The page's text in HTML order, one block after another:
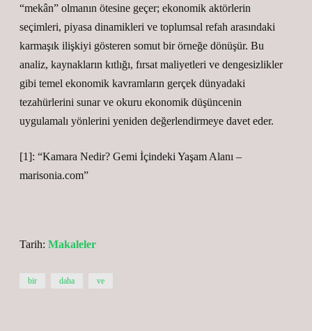
“mekân” olmanın ötesine geçer; ekonomik aktörlerin
seçimleri, piyasa dinamikleri ve toplumsal refah arasındaki
karmaşık ilişkiyi gösteren somut bir örneğe dönüşür. Bu
analiz, kaynakların kıtlığı, fırsat maliyetleri ve dengesizlikler
gibi temel ekonomik kavramların gerçek dünyadaki
tezahürlerini sunar ve okuru ekonomik düşüncenin
uygulamalı yönlerini yeniden değerlendirmeye davet eder.
[1]: “Kamara Nedir? Gemi İçindeki Yaşam Alanı –
marisonia.com”
Tarih: Makaleler
bir daha ve